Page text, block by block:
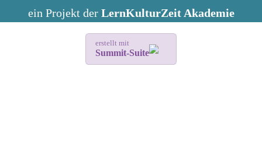
ein Projekt der LernKulturZeit Akademie
erstellt mit
Summit-Suite